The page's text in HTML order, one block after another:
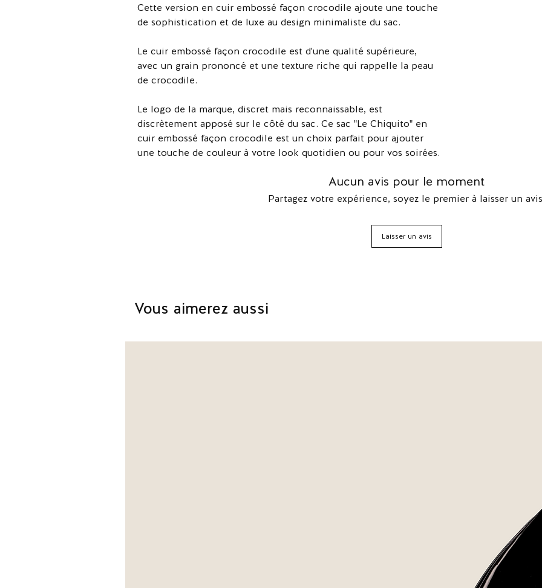
Cette version en cuir embossé façon crocodile ajoute une touche
de sophistication et de luxe au design minimaliste du sac.
Le cuir embossé façon crocodile est d'une qualité supérieure,
avec un grain prononcé et une texture riche qui rappelle la peau
de crocodile.
Le logo de la marque, discret mais reconnaissable, est
discrètement apposé sur le côté du sac. Ce sac "Le Chiquito" en
cuir embossé façon crocodile est un choix parfait pour ajouter
une touche de couleur à votre look quotidien ou pour vos soirées.
Aucun avis pour le moment
Partagez votre expérience, soyez le premier à laisser un
Laisser un avis
Vous aimerez aussi